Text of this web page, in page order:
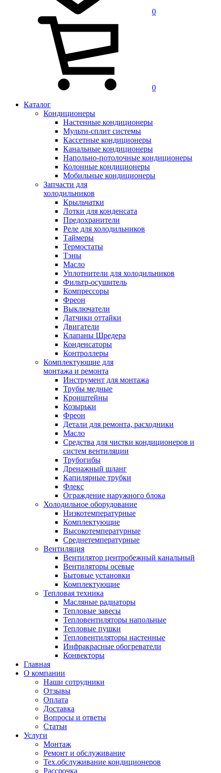
0
0
Каталог
Кондиционеры
Настенные кондиционеры
Мульти-сплит системы
Кассетные кондиционеры
Канальные кондиционеры
Напольно-потолочные кондиционеры
Колонные кондиционеры
Мобильные кондиционеры
Запчасти для
холодильников
Крыльчатки
Лотки для конденсата
Предохранители
Реле для холодильников
Таймеры
Термостаты
Тэны
Масло
Уплотнители для холодильников
Фильтр-осушитель
Компрессоры
Фреон
Выключатели
Датчики оттайки
Двигатели
Клапаны Шредера
Конденсаторы
Контроллеры
Комплектующие для
монтажа и ремонта
Инструмент для монтажа
Трубы медные
Кронштейны
Козырьки
Фреон
Детали для ремонта, расходники
Масло
Средства для чистки кондиционеров и
систем вентиляции
Трубогибы
Дренажный шланг
Капилярные трубки
Флекс
Ограждение наружного блока
Холодильное оборудование
Низкотемпературные
Комплектующие
Высокотемпературные
Среднетемпературные
Вентиляция
Вентилятор центробежный канальный
Вентиляторы осевые
Бытовые установки
Комплектующие
Тепловая техника
Масляные радиаторы
Тепловые завесы
Тепловентиляторы напольные
Тепловые пушки
Тепловентиляторы настенные
Инфракрасные обогреватели
Конвекторы
Главная
О компании
Наши сотрудники
Отзывы
Оплата
Доставка
Вопросы и ответы
Статьи
Услуги
Монтаж
Ремонт и обслуживание
Тех.обслуживание кондиционеров
Рассрочка